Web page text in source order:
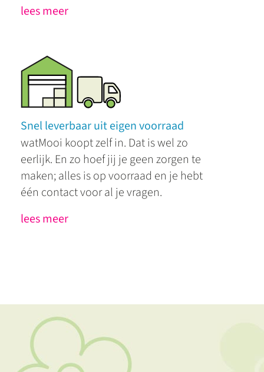
lees meer
Snel leverbaar uit eigen voorraad
watMooi koopt zelf in. Dat is wel zo
eerlijk. En zo hoef jij je geen zorgen te
maken; alles is op voorraad en je hebt
één contact voor al je vragen.
lees meer